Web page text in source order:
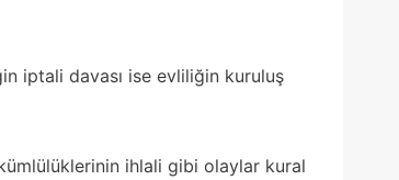
iptali davası ise evliliğin kuruluş
ihlali gibi olaylar kural